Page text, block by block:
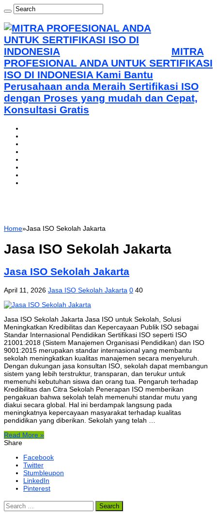
MITRA
PROFESIONAL ANDA UNTUK SERTIFIKASI
ISO DI INDONESIA Kami Bantu
Perusahaan anda Meraih Sertifikasi ISO
dengan Proses yang mudah dan Cepat,
Konsultasi Gratis
Home»Jasa ISO Sekolah Jakarta
Jasa ISO Sekolah Jakarta
Jasa ISO Sekolah Jakarta
April 11, 2026 Jasa ISO Sekolah Jakarta 0 40
Jasa ISO Sekolah Jakarta Jasa ISO untuk Sekolah, Solusi
Meningkatkan Kredibilitas dan Kepercayaan Publik ISO sebagai
Standar Internasional Pendidikan Sertifikasi ISO seperti ISO
21001:2018 (Sistem Manajemen Organisasi Pendidikan) dan ISO
9001:2015 merupakan standar internasional yang membantu
sekolah meningkatkan kualitas manajemen secara menyeluruh.
Dengan dukungan jasa konsultan ISO, sekolah dapat membangun
sistem yang lebih terstruktur, transparan, dan terukur untuk
memenuhi kebutuhan siswa dan orang tua. Pengaruh terhadap
Kredibilitas dan Citra Sekolah Penerapan ISO memberikan
pengakuan bahwa sekolah telah memenuhi standar mutu yang
diakui secara global. Hal ini berdampak langsung pada
meningkatnya kepercayaan masyarakat terhadap kualitas
pendidikan yang diberikan. Sekolah yang telah …
Read More »
Share
Facebook
Twitter
Stumbleupon
LinkedIn
Pinterest
Search
for: